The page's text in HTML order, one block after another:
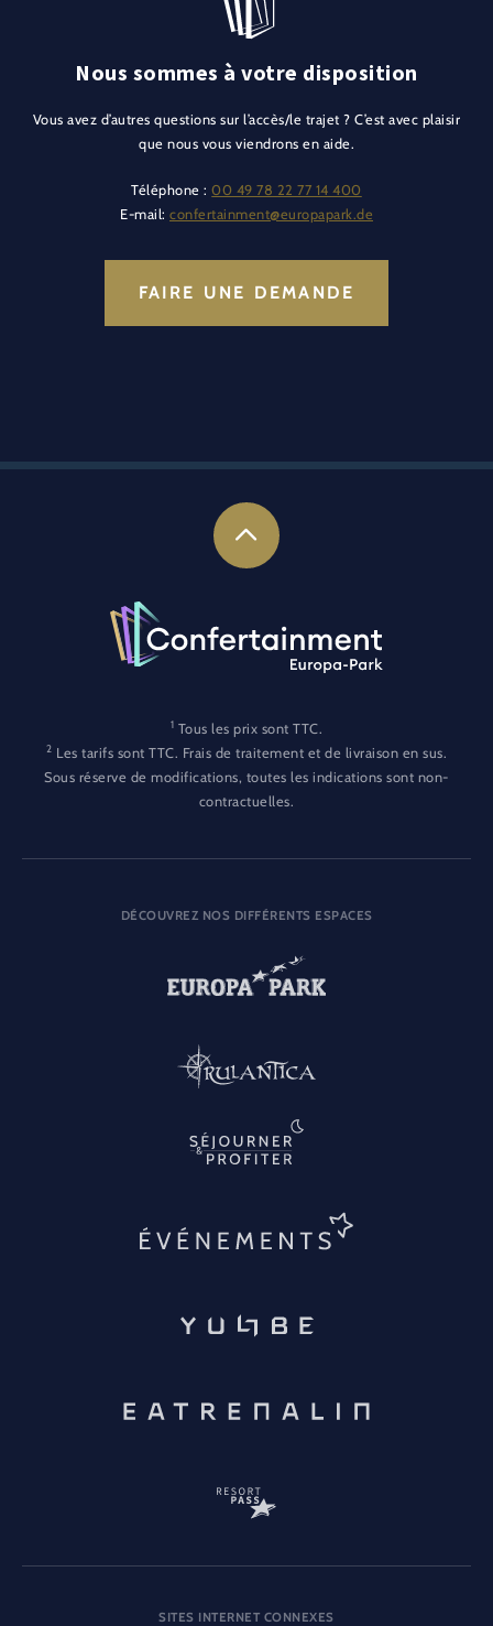
Nous sommes à votre disposition
Vous avez d’autres questions sur l’accès/le trajet ? C’est avec plaisir
que nous vous viendrons en aide.
Téléphone :00 49 78 22 77 14 400
E-mail: confertainment@europapark.de
FAIRE UNE DEMANDE
1 Tous les prix sont TTC.
2 Les tarifs sont TTC. Frais de traitement et de livraison en sus.
Sous réserve de modifications, toutes les indications sont non-
contractuelles.
DÉCOUVREZ NOS DIFFÉRENTS ESPACES
SITES INTERNET CONNEXES